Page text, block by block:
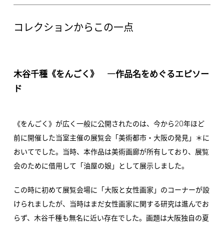
コレクションからこの一点
木谷千種《をんごく》 ―作品名をめぐるエピソー
ド
《をんごく》が広く一般に公開されたのは、今から20年ほど
前に開催した当室主催の展覧会「美術都市・大阪の発見」＊に
おいてでした。当時、本作品は美術画廊が所有しており、展覧
会のために借用して「油屋の娘」として展示しました。
この時に初めて展覧会場に「大阪と女性画家」のコーナーが設
けられましたが、当時はまだ女性画家に関する研究は進んでお
らず、木谷千種も無名に近い存在でした。画題は大阪独自の夏